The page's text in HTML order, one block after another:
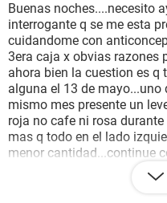
BIENESTAR
SEXUALIDAD
GLOSARIO
Buenas noches....necesito
interrogante q se me esta
cuidandome con
3era caja x obvias razones
ahora bien la cuestion es q
alguna el 13 de mayo...uno
mismo mes presente un
roja no cafe ni rosa
mas q todo en el lado
menor cantidad...continue
dias despues tuve como
saber si es posible q este